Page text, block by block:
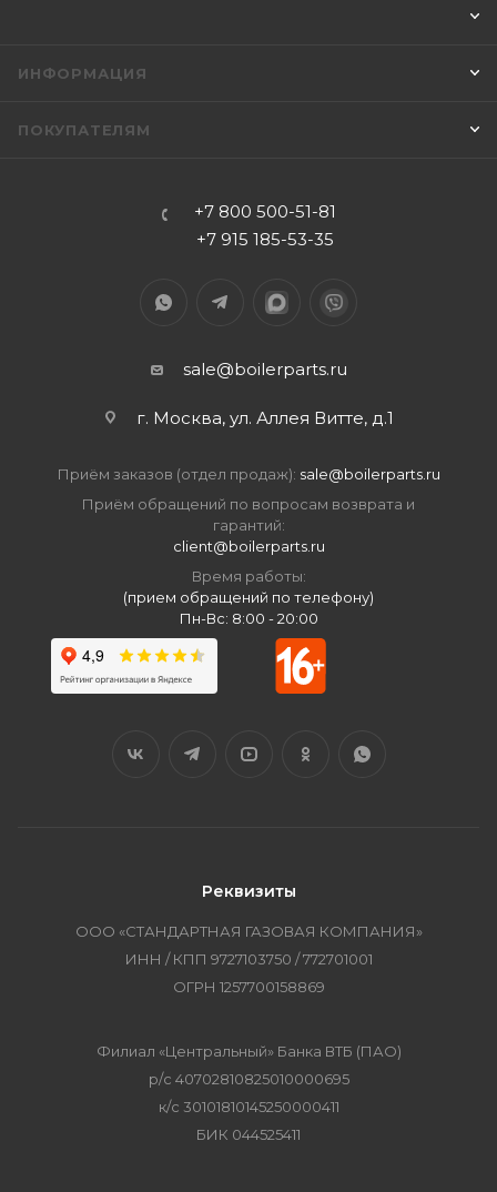
ИНФОРМАЦИЯ
ПОКУПАТЕЛЯМ
+7 800 500-51-81
+7 915 185-53-35
sale@boilerparts.ru
г. Москва, ул. Аллея Витте, д.1
Приём заказов (отдел продаж): sale@boilerparts.ru
Приём обращений по вопросам возврата и
гарантий:
client@boilerparts.ru
Время работы:
(прием обращений по телефону)
Пн-Вс: 8:00 - 20:00
Реквизиты
ООО «СТАНДАРТНАЯ ГАЗОВАЯ КОМПАНИЯ»
ИНН / КПП 9727103750 / 772701001
ОГРН 1257700158869
Филиал «Центральный» Банка ВТБ (ПАО)
р/с 40702810825010000695
к/с 30101810145250000411
БИК 044525411